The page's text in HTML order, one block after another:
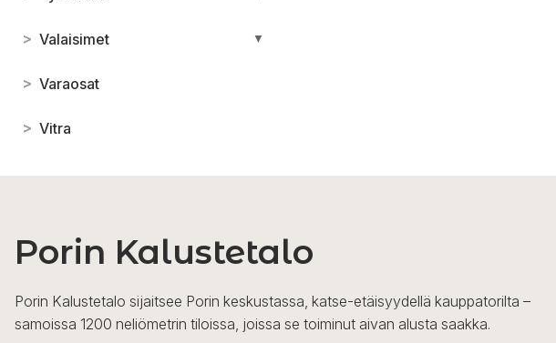
> Valaisimet ▼
> Varaosat
> Vitra
Porin Kalustetalo
Porin Kalustetalo sijaitsee Porin keskustassa, katse-etäisyydellä kauppatorilta –
samoissa 1200 neliömetrin tiloissa, joissa se toiminut aivan alusta saakka.